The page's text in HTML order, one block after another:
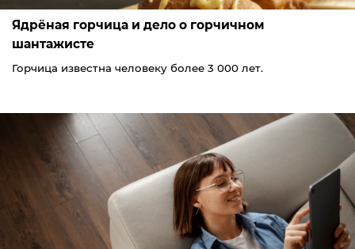
Ядрёная горчица и дело о горчичном
шантажисте
Горчица известна человеку более 3 000 лет.